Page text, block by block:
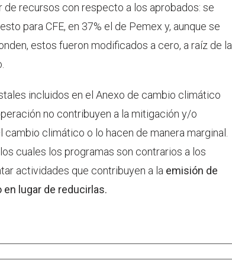
de recursos con respecto a los aprobados: se
para CFE, en 37% el de Pemex y, aunque se
estos fueron modificados a cero, a raíz de la
incluidos en el Anexo de cambio climático
no contribuyen a la mitigación y/o
climático o lo hacen de manera marginal.
cuales los programas son contrarios a los
actividades que contribuyen a la emisión de
lugar de reducirlas.